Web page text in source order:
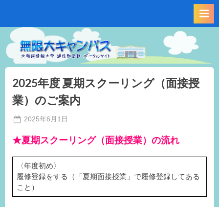
content
2025年度 夏期スクーリング（面接授
業）のご案内
Posted
2025年6月1日
務
★夏期スクーリング（面接授業）の流れ
〈年度初め〉
履修登録をする（「夏期面接授業」で履修登録してある
こと）